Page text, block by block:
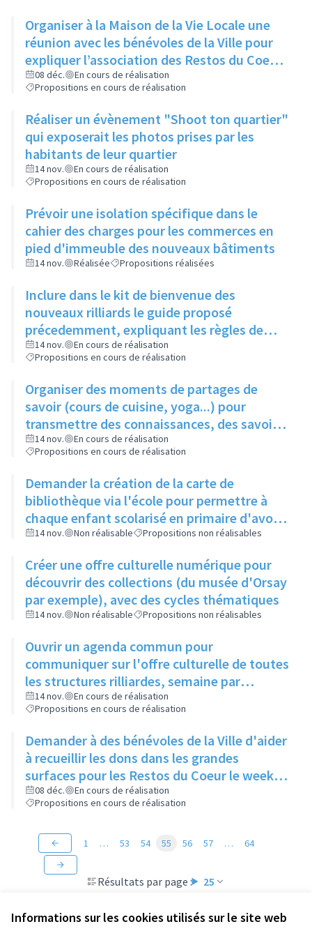
Informations sur les cookies utilisés sur le site web
Organiser à la Maison de la Vie Locale une
réunion avec les bénévoles de la Ville pour
expliquer l’association des Restos du Coeur
et son manque d’aide
08 déc.
En cours de réalisation
Propositions en cours de réalisation
Réaliser un évènement "Shoot ton quartier"
qui exposerait les photos prises par les
habitants de leur quartier
14 nov.
En cours de réalisation
Propositions en cours de réalisation
Prévoir une isolation spécifique dans le
cahier des charges pour les commerces en
pied d'immeuble des nouveaux bâtiments
14 nov. Réalisée Propositions réalisées
Inclure dans le kit de bienvenue des
nouveaux rilliards le guide proposé
précedemment, expliquant les règles de
bonne conduite
14 nov.
En cours de réalisation
Propositions en cours de réalisation
Organiser des moments de partages de
savoir (cours de cuisine, yoga...) pour
transmettre des connaissances, des savoir-
faire, à moindre coût
14 nov.
En cours de réalisation
Propositions en cours de réalisation
Demander la création de la carte de
bibliothèque via l'école pour permettre à
chaque enfant scolarisé en primaire d'avoir
une carte et toucher éventuellement le reste
14 nov. Non réalisable Propositions non réalisables
Créer une offre culturelle numérique pour
découvrir des collections (du musée d'Orsay
par exemple), avec des cycles thématiques
14 nov. Non réalisable Propositions non réalisables
Ouvrir un agenda commun pour
communiquer sur l'offre culturelle de toutes
les structures rilliardes, semaine par
semaine, avec régulation par la mairie
14 nov.
En cours de réalisation
Propositions en cours de réalisation
Demander à des bénévoles de la Ville d'aider
à recueillir les dons dans les grandes
surfaces pour les Restos du Coeur le week-
end de la grande collecte afin d'augmenter
le nombre de points de collecte.
08 déc.
En cours de réalisation
Propositions en cours de réalisation
Résultats par page : 25
1 … 53 54 55 56 57 … 64